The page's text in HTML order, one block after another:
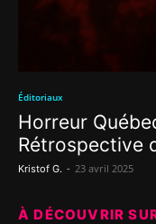
Éditoriaux
Horreur
Rétrospective
Kristof G. - 23 avril 2025
À DÉCOUVRIR